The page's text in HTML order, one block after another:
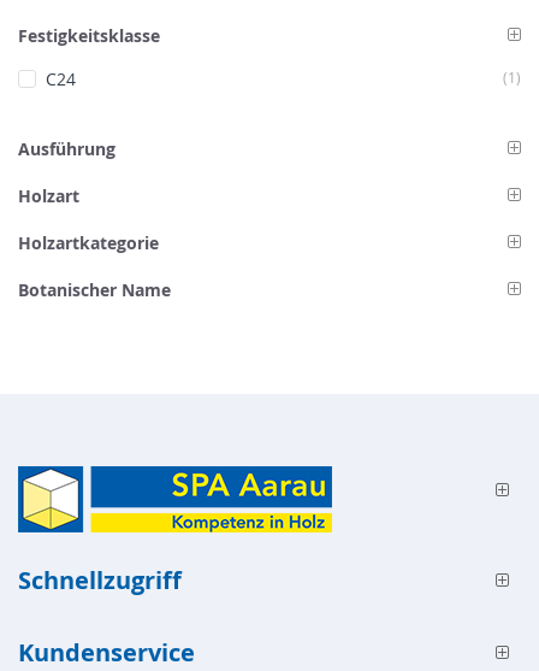
Festigkeitsklasse
C24
1
Ausführung
Holzart
Holzartkategorie
Botanischer Name
Schnellzugriff
Kundenservice